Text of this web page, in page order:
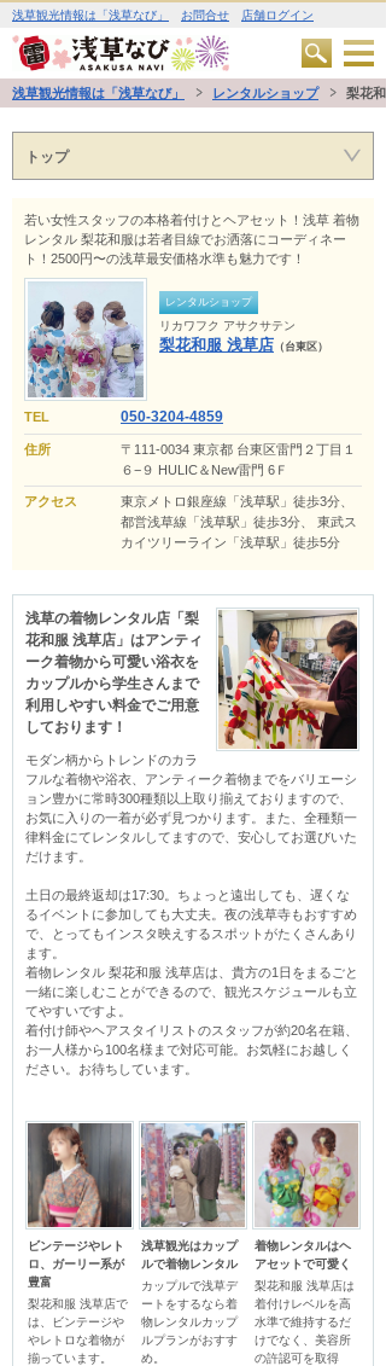
浅草観光情報は「浅草なび」 お問合せ 店舗ログイン
浅草観光情報は「浅草なび」 レンタルショップ 梨花和
トップ
若い女性スタッフの本格着付けとヘアセット！浅草 着物
レンタル 梨花和服は若者目線でお洒落にコーディネー
ト！2500円〜の浅草最安価格水準も魅力です！
レンタルショップ
リカワフク アサクサテン
梨花和服 浅草店 （台東区）
TEL 050-3204-4859
住所
〒111-0034 東京都 台東区雷門２丁目１
６−９ HULIC＆New雷門 6Ｆ
アクセス
東京メトロ銀座線「浅草駅」徒歩3分、
都営浅草線「浅草駅」徒歩3分、 東武ス
カイツリーライン「浅草駅」徒歩5分
浅草の着物レンタル店「梨
花和服 浅草店」はアンティ
ーク着物から可愛い浴衣を
カップルから学生さんまで
利用しやすい料金でご用意
しております！
モダン柄からトレンドのカラ
フルな着物や浴衣、アンティーク着物までをバリエーシ
ョン豊かに常時300種類以上取り揃えておりますので、
お気に入りの一着が必ず見つかります。また、全種類一
律料金にてレンタルしてますので、安心してお選びいた
だけます。
土日の最終返却は17:30。ちょっと遠出しても、遅くな
るイベントに参加しても大丈夫。夜の浅草寺もおすすめ
で、とってもインスタ映えするスポットがたくさんあり
ます。
着物レンタル 梨花和服 浅草店は、貴方の1日をまるごと
一緒に楽しむことができるので、観光スケジュールも立
てやすいですよ。
着付け師やヘアスタイリストのスタッフが約20名在籍、
お一人様から100名様まで対応可能。お気軽にお越しく
ださい。お待ちしています。
ビンテージやレト
ロ、ガーリー系が
豊富
梨花和服 浅草店で
は、ビンテージや
やレトロな着物が
揃っています。
浅草観光はカップ
ルで着物レンタル
カップルで浅草デ
ートをするなら着
物レンタルカップ
ルプランがおすす
め。
着物レンタルはヘ
アセットで可愛く
梨花和服 浅草店は
着付けレベルを高
水準で維持するだ
けでなく、美容所
の許認可を取得